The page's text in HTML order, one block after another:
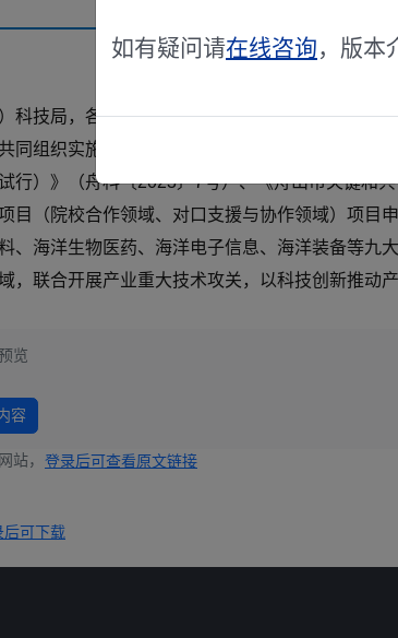
科技局，各功能区管委会，市属相关主管部门，
同组织实施科技项目攻关，提升相关产业核心竞
行）》（舟科〔2023〕7号）、《舟山市关键和
目（院校合作领域、对口支援与协作领域）项目
、海洋生物医药、海洋电子信息、海洋装备等九
，联合开展产业重大技术攻关，以科技创新推动
览
容
站， 登录后可查看原文链接
后可下载
如有疑问请在线咨询，版本